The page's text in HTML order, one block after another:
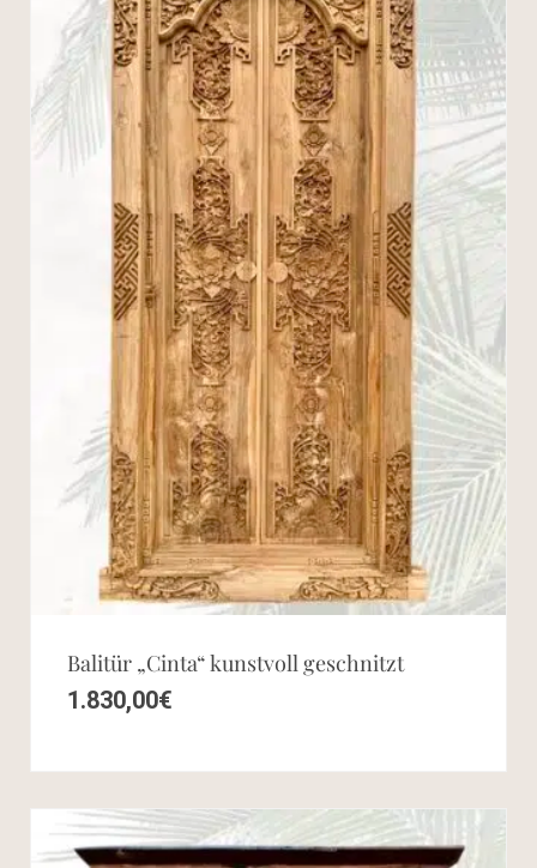
Balitür „Cinta“ kunstvoll geschnitzt
1.830,00€